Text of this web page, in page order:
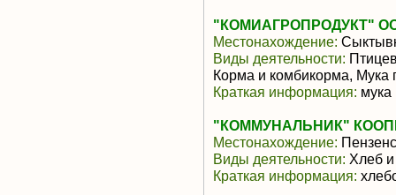
"КОМИАГРОПРОДУКТ"
Местонахождение:
Виды деятельности:
Корма и комбикорма, Мука
Краткая информация:
"КОММУНАЛЬНИК"
Местонахождение:
Виды деятельности: Хлеб
Краткая информация: